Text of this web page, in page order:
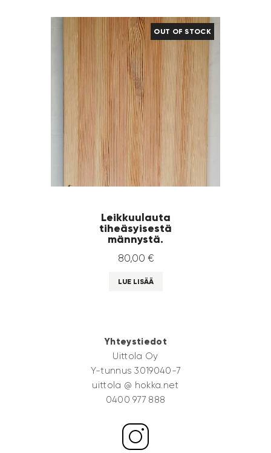
OUT OF STOCK
Leikkuulauta
tiheäsyisestä
männystä.
80,00 €
LUE LISÄÄ
Yhteystiedot
Uittola Oy
Y-tunnus 3019040-7
uittola @ hokka.net
0400 977 888